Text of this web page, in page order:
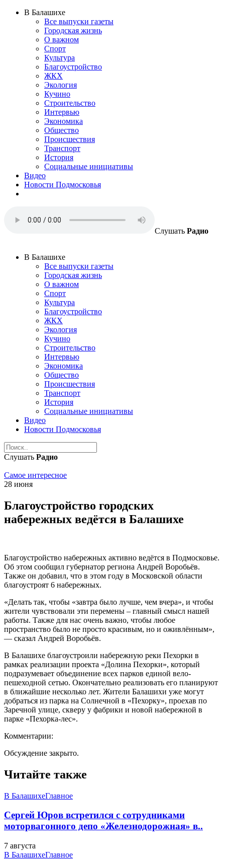
В Балашихе
Все выпуски газеты
Городская жизнь
О важном
Спорт
Культура
Благоустройство
ЖКХ
Экология
Кучино
Строительство
Интервью
Экономика
Общество
Происшествия
Транспорт
История
Социальные инициативы
Видео
Новости Подмосковья
Слушать Радио
В Балашихе
Все выпуски газеты
Городская жизнь
О важном
Спорт
Культура
Благоустройство
ЖКХ
Экология
Кучино
Строительство
Интервью
Экономика
Общество
Происшествия
Транспорт
История
Социальные инициативы
Видео
Новости Подмосковья
Слушать Радио
Самое интересное
28 июня
Благоустройство городских
набережных ведётся в Балашихе
Благоустройство набережных активно ведётся в Подмосковье.
Об этом сообщил губернатор региона Андрей Воробьёв.
Также он добавил, что в этом году в Московской области
благоустроят 6 набережных.
«Делать так, чтобы «завтра было лучше, чем вчера», и чтобы
жители чувствовали эти перемены – главный смысл нашей
работы. Также для нас очень важно, чтобы любое
пространство было не просто красивым, но и оживлённым»,
— сказал Андрей Воробьёв.
В Балашихе благоустроили набережную реки Пехорки в
рамках реализации проекта «Долина Пехорки», который
подразумевает объединение всех парков единой вело-
пешеходной сетью. Окончательно реализовать его планируют
в ближайшие несколько лет. Жители Балашихи уже могут
добраться из парка на Солнечной в «Пехорку», проехав по
Заречной улице, скверу у фабрики и новой набережной в
парке «Пехорка-лес».
Комментарии:
Обсуждение закрыто.
Читайте также
В БалашихеГлавное
Сергей Юров встретился с сотрудниками
моторвагонного депо «Железнодорожная» в..
7 августа
В БалашихеГлавное